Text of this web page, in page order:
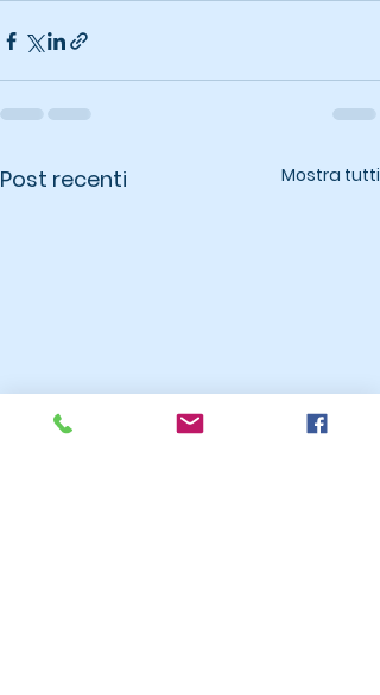
Post recenti Mostra tutti